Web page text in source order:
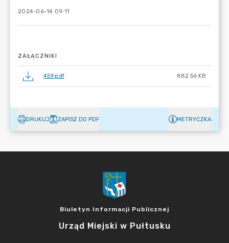
2024-06-14 09:11
ZAŁĄCZNIKI
459.pdf 882.56 KB
DRUKUJ ZAPISZ DO PDF METRYCZKA
Biuletyn Informacji Publicznej
Urząd Miejski w Pułtusku